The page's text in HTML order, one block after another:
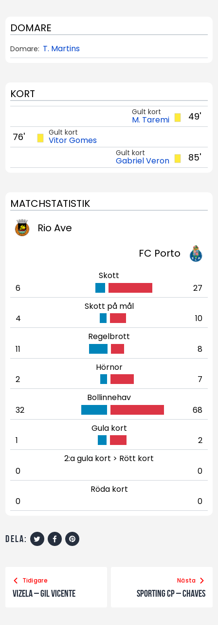
DOMARE
Domare: T. Martins
KORT
49'
Gult kort
M. Taremi
Gult kort
Vitor Gomes
76'
85'
Gult kort
Gabriel Veron
MATCHSTATISTIK
Rio Ave
FC Porto
Skott
6
27
Skott på mål
4
10
Regelbrott
11
8
Hörnor
2
7
Bollinnehav
32
68
Gula kort
1
2
2:a gula kort > Rött kort
0
0
Röda kort
0
0
dela:
Tidigare
Vizela – GIL Vicente
Nästa
Sporting CP – Chaves